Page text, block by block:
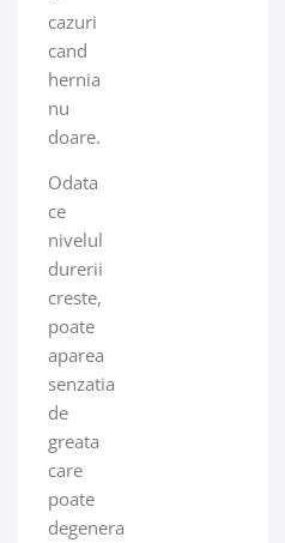
cazuri
cand
hernia
nu
doare.
Odata
ce
nivelul
durerii
creste,
poate
aparea
senzatia
de
greata
care
poate
degenera